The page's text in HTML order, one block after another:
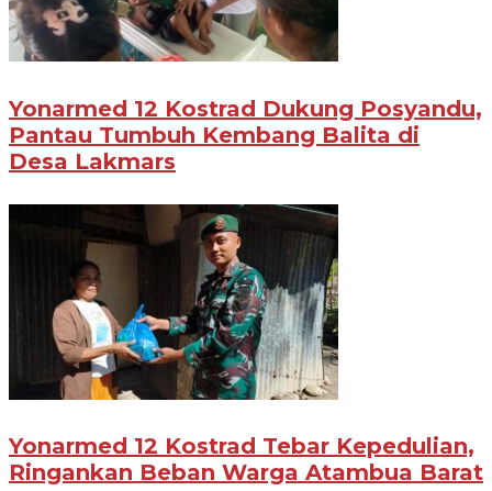
Yonarmed 12 Kostrad Dukung Posyandu,
Pantau Tumbuh Kembang Balita di
Desa Lakmars
Yonarmed 12 Kostrad Tebar Kepedulian,
Ringankan Beban Warga Atambua Barat